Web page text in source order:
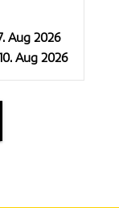
Aug 2026
Aug 2026